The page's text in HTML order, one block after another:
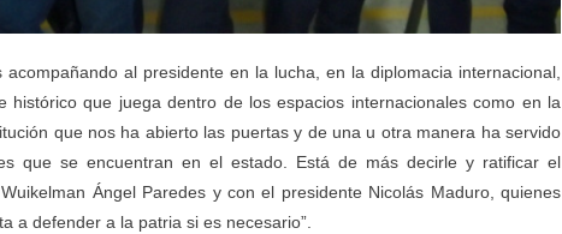
al presidente en la lucha, en la diplomacia internacional,
que juega dentro de los espacios internacionales como en la
que nos ha abierto las puertas y de una u otra manera ha servido
que se encuentran en el estado. Está de más decirle y ratificar el
Ángel Paredes y con el presidente Nicolás Maduro, quienes
a defender a la patria si es necesario”.